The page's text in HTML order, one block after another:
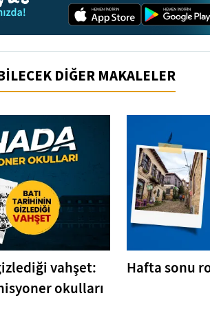
DİĞER MAKALELER
vahşet:
okulları
Hafta sonu